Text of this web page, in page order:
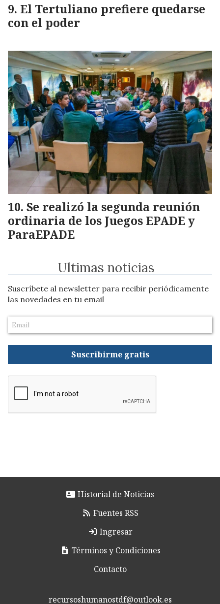
El Tertuliano prefiere quedarse
con el poder
Se realizó la segunda reunión
ordinaria de los Juegos EPADE y
ParaEPADE
Ultimas noticias
Suscríbete al newsletter para recibir periódicamente
las novedades en tu email
Suscribirme gratis
Historial de Noticias
Fuentes RSS
Ingresar
Términos y Condiciones
Contacto
recursoshumanostdf@outlook.es